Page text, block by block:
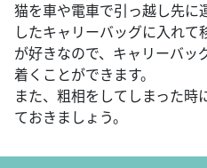
猫を車や電車で引っ越し先に
したキャリーバッグに入れ
が好きなので、キャリーバッ
着くことができます。
また、粗相をしてしまった時
ておきましょう。